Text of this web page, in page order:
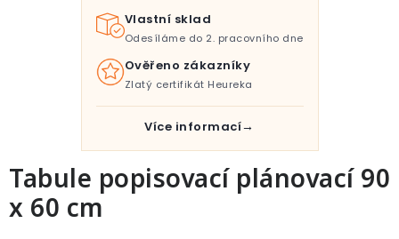
Tabule popisovací plánovací 90
x 60 cm
Vlastní sklad
Odesíláme do 2. pracovního dne
Ověřeno zákazníky
Zlatý certifikát Heureka
Více informací